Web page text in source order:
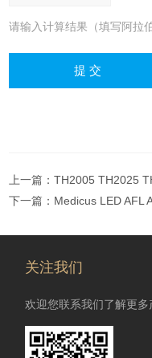
请输入计算结果（填写阿拉
上一篇：TH2005 TH2025
下一篇： Medicus LED AFL
关注我们
欢迎您联系我们了解更多